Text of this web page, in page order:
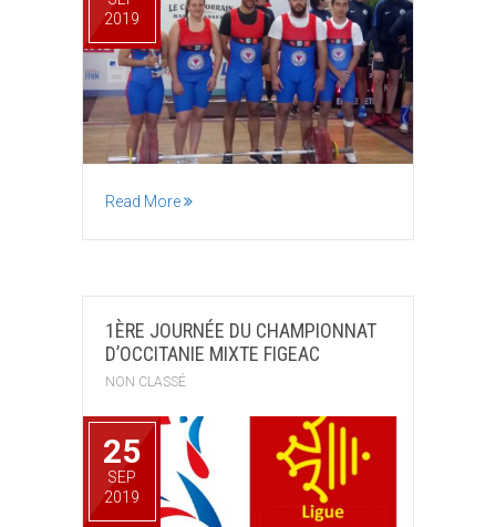
2019
Read More
1ÈRE JOURNÉE DU CHAMPIONNAT
D’OCCITANIE MIXTE FIGEAC
NON CLASSÉ
25
SEP
2019